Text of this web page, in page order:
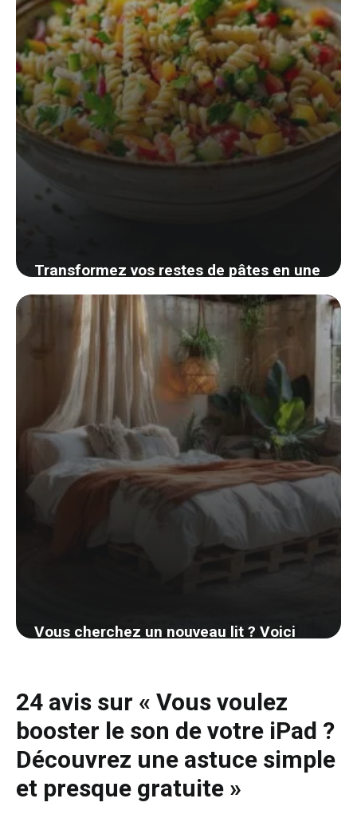
Transformez vos restes de pâtes en une
salade savoureuse et économique :
découvrez comment avec notre guide
29 août 2024
Vous cherchez un nouveau lit ? Voici
votre portefeuille
27 août 2024
24 avis sur « Vous voulez
booster le son de votre iPad ?
Découvrez une astuce simple
et presque gratuite »